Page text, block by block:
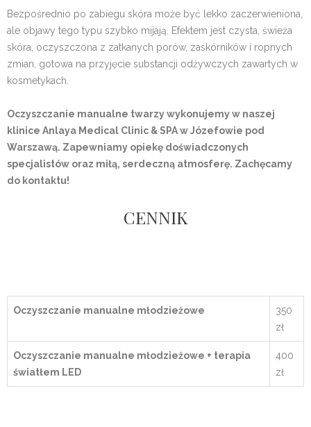
Bezpośrednio po zabiegu skóra może być lekko zaczerwieniona,
ale objawy tego typu szybko mijają. Efektem jest czysta, świeża
skóra, oczyszczona z zatkanych porów, zaskórników i ropnych
zmian, gotowa na przyjęcie substancji odżywczych zawartych w
kosmetykach.
Oczyszczanie manualne twarzy wykonujemy w naszej
klinice Anlaya Medical Clinic & SPA w Józefowie pod
Warszawą. Zapewniamy opiekę doświadczonych
specjalistów oraz miłą, serdeczną atmosferę. Zachęcamy
do kontaktu!
CENNIK
Oczyszczanie manualne młodzieżowe
350
zł
Oczyszczanie manualne młodzieżowe + terapia
światłem LED
400
zł